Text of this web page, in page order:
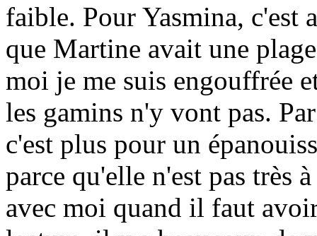
faible. Pour Yasmina, c'est
que Martine avait une
moi je me suis engouffrée
les gamins n'y vont pas.
c'est plus pour un
parce qu'elle n'est pas très
avec moi quand il faut